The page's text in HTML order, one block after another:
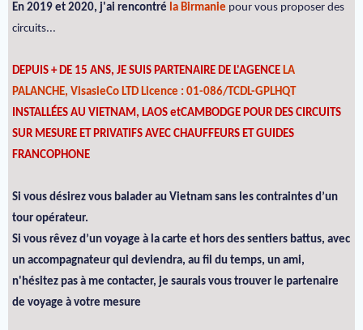
En 2019 et 2020, j'ai rencontré la Birmanie pour vous proposer des
circuits...
DEPUIS + DE 15 ANS, JE SUIS PARTENAIRE DE L'AGENCE LA
PALANCHE, VisasieCo LTD Licence : 01-086/TCDL-GPLHQT
INSTALLÉES AU VIETNAM, LAOS etCAMBODGE POUR DES CIRCUITS
SUR MESURE ET PRIVATIFS AVEC CHAUFFEURS ET GUIDES
FRANCOPHONE
Si vous désirez vous balader au Vietnam sans les contraintes d’un
tour opérateur.
Si vous rêvez d’un voyage à la carte et hors des sentiers battus, avec
un accompagnateur qui deviendra, au fil du temps, un ami,
n'hésitez pas à me contacter, je saurais vous trouver le partenaire
de voyage à votre mesure